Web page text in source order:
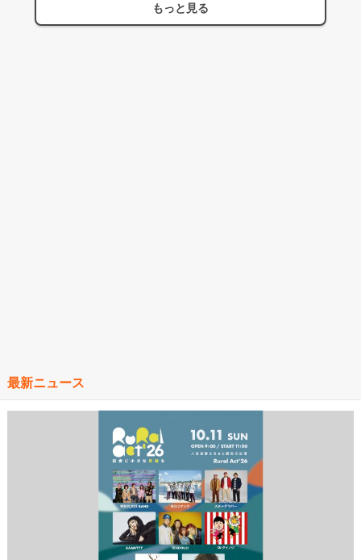
もっと見る
最新ニュース